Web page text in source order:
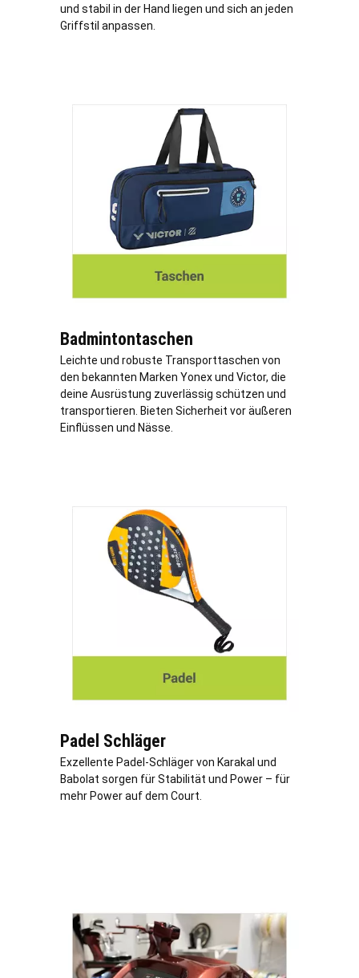
und stabil in der Hand liegen und sich an jeden
Griffstil anpassen.
Badmintontaschen
Leichte und robuste Transporttaschen von
den bekannten Marken Yonex und Victor, die
deine Ausrüstung zuverlässig schützen und
transportieren. Bieten Sicherheit vor äußeren
Einflüssen und Nässe.
Padel Schläger
Exzellente Padel-Schläger von Karakal und
Babolat sorgen für Stabilität und Power – für
mehr Power auf dem Court.